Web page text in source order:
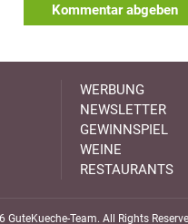
Kommentar abgeben
WERBUNG
NEWSLETTER
GEWINNSPIEL
WEINE
RESTAURANTS
GuteKueche-Team. All Rights